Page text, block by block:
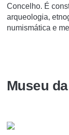
Concelho. É
arqueologia,
numismática e
Museu